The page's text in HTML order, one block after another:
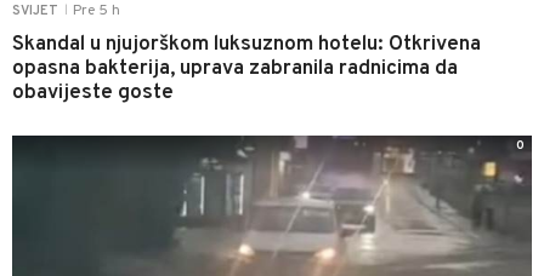
SVIJET Pre 5 h
Skandal u njujorškom luksuznom hotelu: Otkrivena
opasna bakterija, uprava zabranila radnicima da
obavijeste goste
0